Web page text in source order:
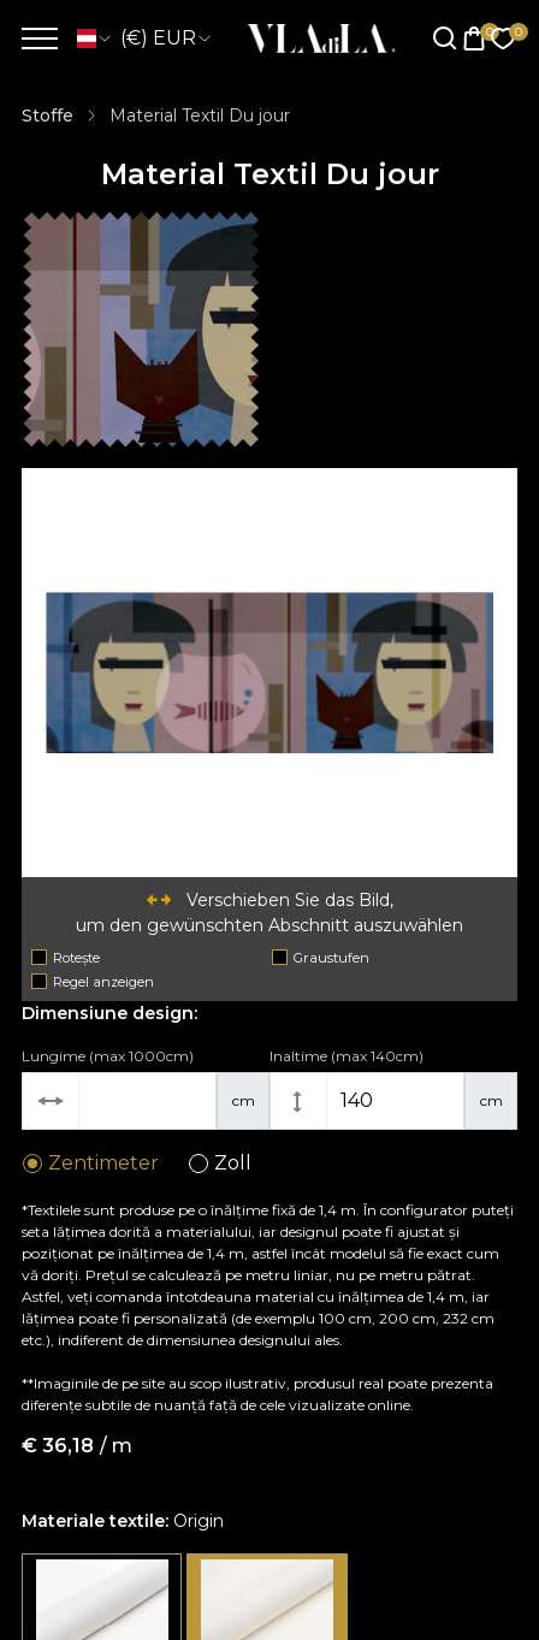
(€) EUR
Stoffe Material Textil Du jour
Material Textil Du jour
Verschieben Sie das Bild,
um den gewünschten Abschnitt auszuwählen
Rotește
Graustufen
Regel anzeigen
Materiale textile: Origin
Dimensiune design:
cm
Lungime (max 1000cm)
cm
Inaltime (max 140cm)
Zentimeter Zoll
*Textilele sunt produse pe o înălțime fixă de 1,4 m. În configurator puteți
seta lățimea dorită a materialului, iar designul poate fi ajustat și
poziționat pe înălțimea de 1,4 m, astfel încât modelul să fie exact cum
vă doriți. Prețul se calculează pe metru liniar, nu pe metru pătrat.
Astfel, veți comanda întotdeauna material cu înălțimea de 1,4 m, iar
lățimea poate fi personalizată (de exemplu 100 cm, 200 cm, 232 cm
etc.), indiferent de dimensiunea designului ales.
**Imaginile de pe site au scop ilustrativ, produsul real poate prezenta
diferențe subtile de nuanță față de cele vizualizate online.
€ 36,18 / m